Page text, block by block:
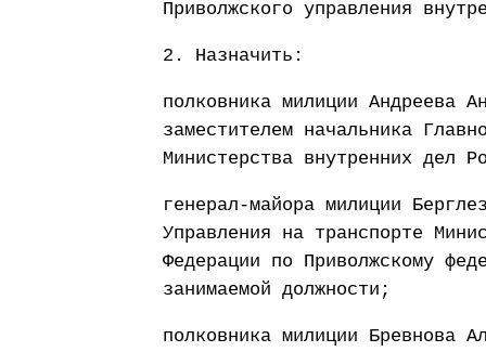
Приволжского управления
2. Назначить:
полковника милиции Андреева
заместителем начальника
Министерства внутренних дел
генерал-майора милиции
Управления на транспорте
Федерации по Приволжскому
занимаемой должности;
полковника милиции Бревнова